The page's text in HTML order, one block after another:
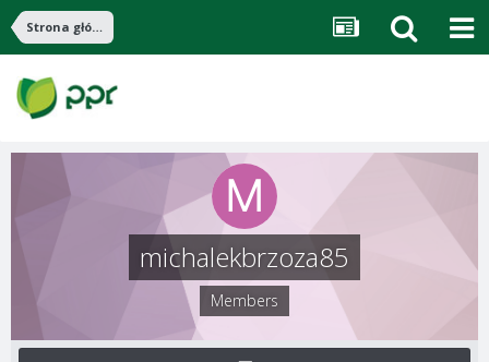
Strona główna
michalekbrzoza85
Members